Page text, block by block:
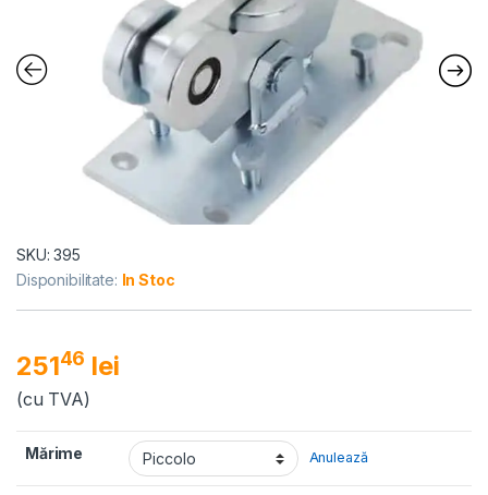
SKU: 395
Disponibilitate: In Stoc
25146 lei
(cu TVA)
Mărime Anulează